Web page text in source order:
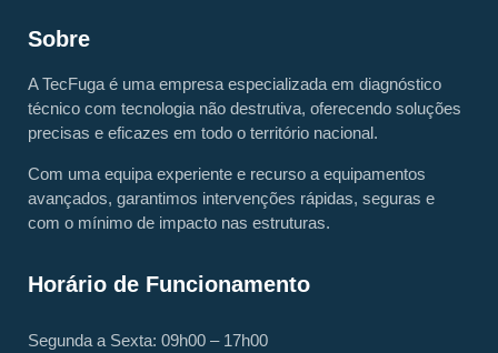
Sobre
A TecFuga é uma empresa especializada em diagnóstico
técnico com tecnologia não destrutiva, oferecendo soluções
precisas e eficazes em todo o território nacional.
Com uma equipa experiente e recurso a equipamentos
avançados, garantimos intervenções rápidas, seguras e
com o mínimo de impacto nas estruturas.
Horário de Funcionamento
Segunda a Sexta: 09h00 – 17h00